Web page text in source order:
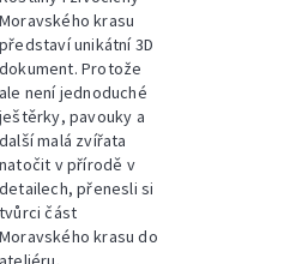
Moravského krasu
představí unikátní 3D
dokument. Protože
ale není jednoduché
ještěrky, pavouky a
další malá zvířata
natočit v přírodě v
detailech, přenesli si
tvůrci část
Moravského krasu do